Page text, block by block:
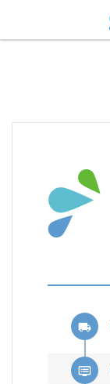
local_shipping
dvr